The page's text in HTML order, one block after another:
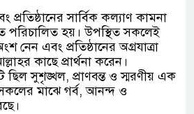
সার্বিক কল্যাণ কামনা
পরিচালিত হয়। উপস্থিত সকলেই
নেন এবং প্রতিষ্ঠানের অগ্রযাত্রা
কাছে প্রার্থনা করেন।
ছিল সুশৃঙ্খল, প্রাণবন্ত ও স্মরণীয় এক
মাঝে গর্ব, আনন্দ ও